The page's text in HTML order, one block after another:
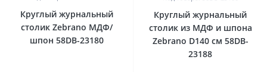
Круглый журнальный
столик Zebrano МДФ/
шпон 58DB-23180
Круглый журнальный
столик из МДФ и шпона
Zebrano D140 см 58DB-
23188